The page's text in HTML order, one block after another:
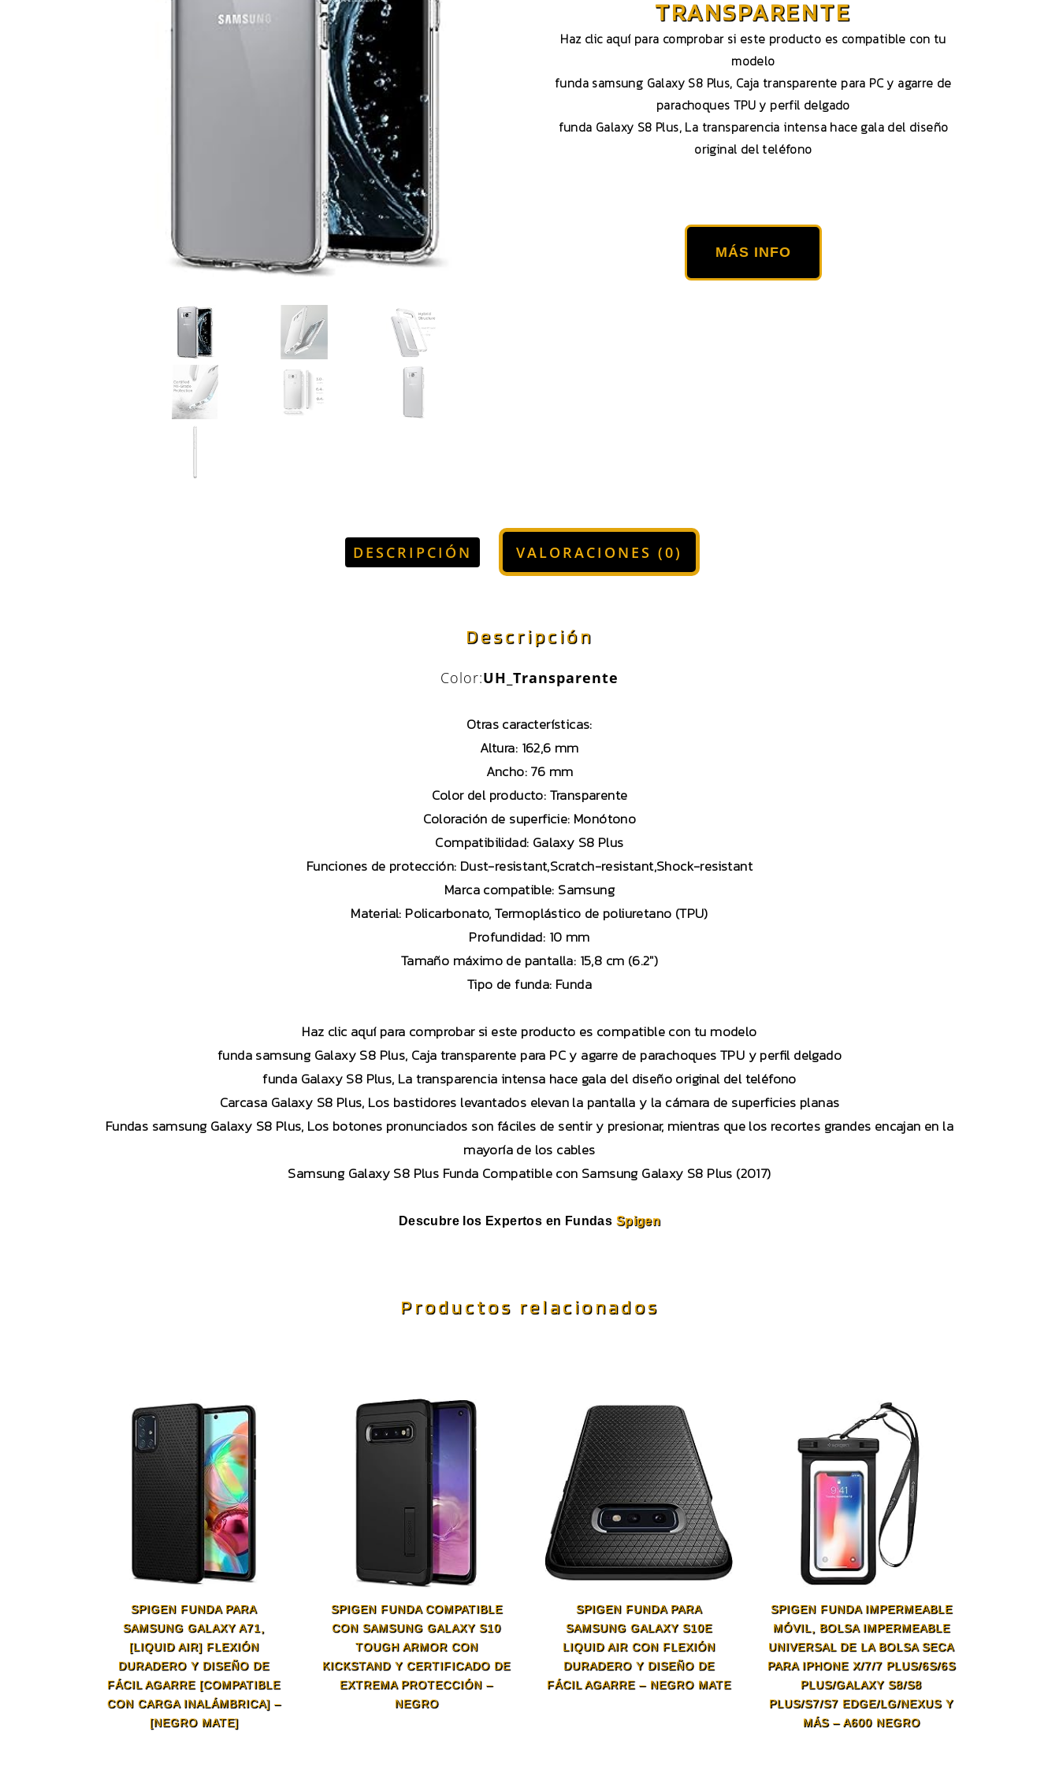
TRANSPARENTE
Haz clic aquí para comprobar si este producto es compatible con tu
modelo
funda samsung Galaxy S8 Plus, Caja transparente para PC y agarre de
parachoques TPU y perfil delgado
funda Galaxy S8 Plus, La transparencia intensa hace gala del diseño
original del teléfono
MÁS INFO
DESCRIPCIÓN VALORACIONES (0)
Descripción
Color:UH_Transparente
Otras características:
Altura: 162,6 mm
Ancho:76 mm
Color del producto:Transparente
Coloración de superficie: Monótono
Compatibilidad: Galaxy S8 Plus
Funciones de protección: Dust-resistant,Scratch-resistant,Shock-resistant
Marca compatible: Samsung
Material: Policarbonato, Termoplástico de poliuretano (TPU)
Profundidad: 10 mm
Tamaño máximo de pantalla: 15,8 cm (6.2″)
Tipo de funda: Funda
Haz clic aquí para comprobar si este producto es compatible con tu modelo
funda samsung Galaxy S8 Plus, Caja transparente para PC y agarre de parachoques TPU y perfil delgado
funda Galaxy S8 Plus, La transparencia intensa hace gala del diseño original del teléfono
Carcasa Galaxy S8 Plus, Los bastidores levantados elevan la pantalla y la cámara de superficies planas
Fundas samsung Galaxy S8 Plus, Los botones pronunciados son fáciles de sentir y presionar, mientras que los recortes grandes encajan en la
mayoría de los cables
Samsung Galaxy S8 Plus Funda Compatible con Samsung Galaxy S8 Plus (2017)
Descubre los Expertos en Fundas Spigen
Productos relacionados
SPIGEN FUNDA PARA
SAMSUNG GALAXY A71,
[LIQUID AIR] FLEXIÓN
DURADERO Y DISEÑO DE
FÁCIL AGARRE [COMPATIBLE
CON CARGA INALÁMBRICA] –
[NEGRO MATE]
SPIGEN FUNDA COMPATIBLE
CON SAMSUNG GALAXY S10
TOUGH ARMOR CON
KICKSTAND Y CERTIFICADO DE
EXTREMA PROTECCIÓN –
NEGRO
SPIGEN FUNDA PARA
SAMSUNG GALAXY S10E
LIQUID AIR CON FLEXIÓN
DURADERO Y DISEÑO DE
FÁCIL AGARRE – NEGRO MATE
SPIGEN FUNDA IMPERMEABLE
MÓVIL, BOLSA IMPERMEABLE
UNIVERSAL DE LA BOLSA SECA
PARA IPHONE X/7/7 PLUS/6S/6S
PLUS/GALAXY S8/S8
PLUS/S7/S7 EDGE/LG/NEXUS Y
MÁS – A600 NEGRO